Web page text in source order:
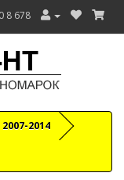
8 678
2014